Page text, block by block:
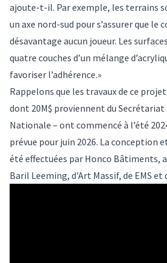
ajoute-t-il. Par exemple, les terrains
un axe nord-sud pour s’assurer que le
désavantage aucun joueur. Les
quatre couches d’un mélange
favoriser l’adhérence.»
Rappelons que les travaux de ce projet
dont 20M$ proviennent du Secrétariat
Nationale – ont commencé à l’été
prévue pour juin 2026. La conception
été effectuées par Honco Bâtiments,
Baril Leeming, d'Art Massif, de EMS et